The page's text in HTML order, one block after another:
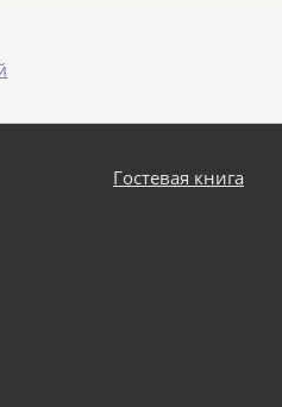
Гостевая книга